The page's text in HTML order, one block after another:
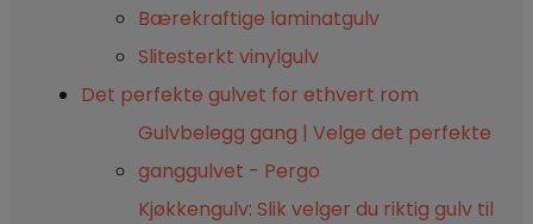
Bærekraftige laminatgulv
Slitesterkt vinylgulv
Det perfekte gulvet for ethvert rom
Gulvbelegg gang | Velge det perfekte
ganggulvet - Pergo
Kjøkkengulv: Slik velger du riktig gulv til